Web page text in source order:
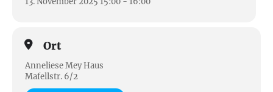
Ort
Anneliese Mey Haus
Mafellstr. 6/2